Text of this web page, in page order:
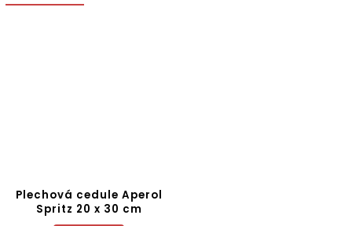
Plechová cedule Aperol
Spritz 20 x 30 cm